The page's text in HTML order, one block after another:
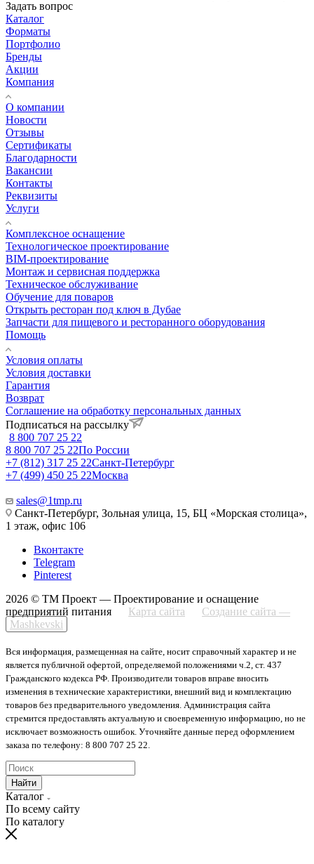
Задать вопрос
Каталог
Форматы
Портфолио
Бренды
Акции
Компания
О компании
Новости
Отзывы
Сертификаты
Благодарности
Вакансии
Контакты
Реквизиты
Услуги
Комплексное оснащение
Технологическое проектирование
BIM-проектирование
Монтаж и сервисная поддержка
Техническое обслуживание
Обучение для поваров
Открыть ресторан под ключ в Дубае
Запчасти для пищевого и ресторанного оборудования
Помощь
Условия оплаты
Условия доставки
Гарантия
Возврат
Соглашение на обработку персональных данных
Подписаться на рассылку
8 800 707 25 22
8 800 707 25 22По России
+7 (812) 317 25 22Санкт-Петербург
+7 (499) 450 25 22Москва
sales@1tmp.ru
Санкт-Петербург, Зольная улица, 15, БЦ «Морская столица»,
1 этаж, офис 106
Вконтакте
Telegram
Pinterest
2026 © ТМ Проект — Проектирование и оснащение
предприятий питания
Карта сайта
Создание сайта —
Mashkevski
Вся информация, размещенная на сайте, носит справочный характер и не
является публичной офертой, определяемой положениями ч.2, ст. 437
Гражданского кодекса РФ. Производители товаров вправе вносить
изменения в технические характеристики, внешний вид и комплектацию
товаров без предварительного уведомления. Администрация сайта
стремится предоставлять актуальную и своевременную информацию, но не
исключает возможность ошибок. Уточняйте данные перед оформлением
заказа по телефону: 8 800 707 25 22.
Найти
Каталог
По всему сайту
По каталогу